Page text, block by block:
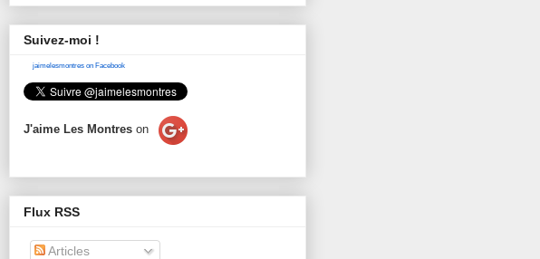
Suivez-moi !
jaimelesmontres on Facebook
J'aime Les Montres on
Flux RSS
Articles